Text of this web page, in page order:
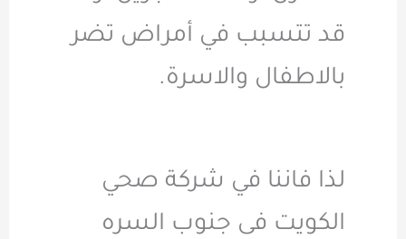
قد تتسبب في أمراض تضر
بالاطفال والاسرة.
لذا فاننا في شركة صحي
الكويت فى جنوب السره